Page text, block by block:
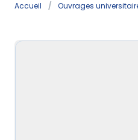
Accueil / Ouvrages